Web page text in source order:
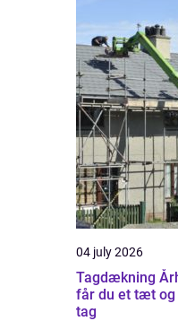
04 july 2026
Tagdækning Århus
får du et tæt og
tag